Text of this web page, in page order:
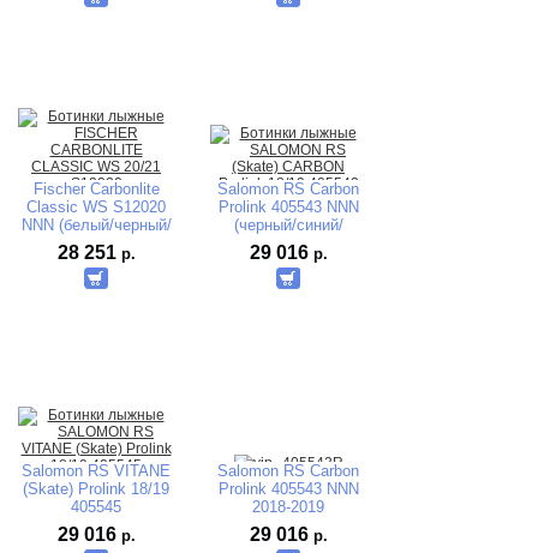
Fischer Carbonlite
Classic WS S12020
NNN (белый/черный/
салатовый) 2020-
2021
28 251 р.
Salomon RS Carbon
Prolink 405543 NNN
(черный/синий/
белый) 2018-2019
29 016 р.
Salomon RS VITANE
(Skate) Prolink 18/19
405545
29 016 р.
Salomon RS Carbon
Prolink 405543 NNN
2018-2019
Распродажа с
магазина
29 016 р.